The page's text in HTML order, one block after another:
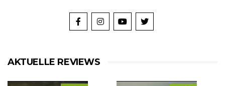
AKTUELLE REVIEWS